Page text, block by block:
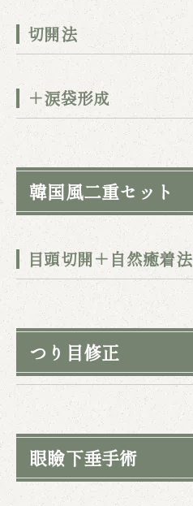
切開法
＋涙袋形成
韓国風二重セット
目頭切開＋自然癒着法
つり目修正
眼瞼下垂手術